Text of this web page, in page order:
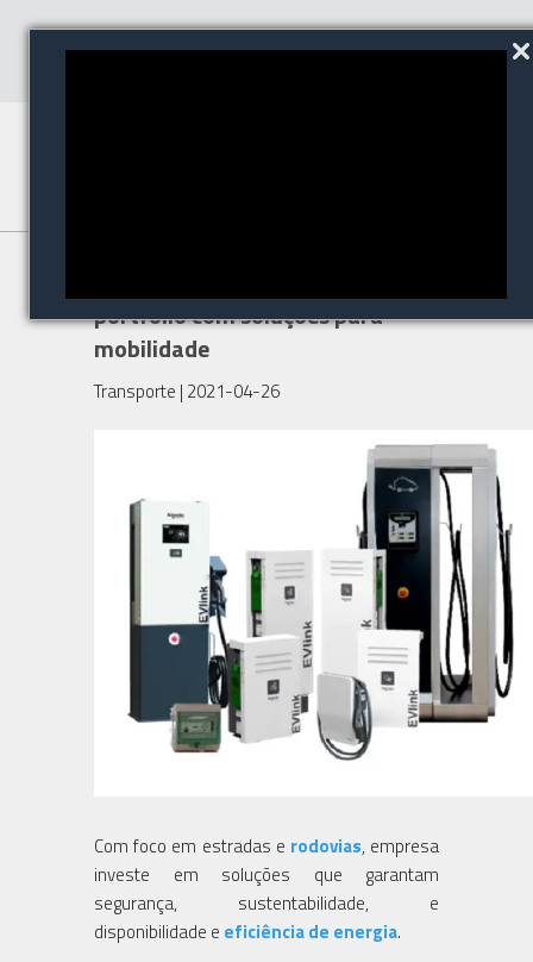
portfólio com soluções para
mobilidade
Transporte | 2021-04-26
Com foco em estradas e rodovias, empresa
investe em soluções que garantam
segurança, sustentabilidade, e
disponibilidade e eficiência de energia.